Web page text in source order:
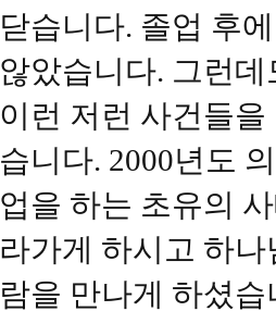
닫습니다. 졸업 후
않았습니다. 그런
이런 저런 사건들
습니다. 2000년도
업을 하는 초유의
라가게 하시고 하
람을 만나게 하셨